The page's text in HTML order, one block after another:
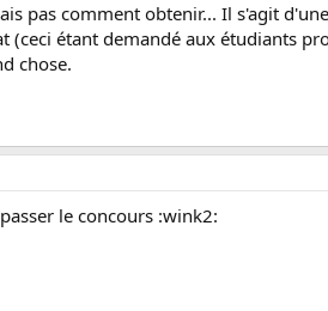
pas comment obtenir... Il s'agit
étant demandé aux étudiants
chose.
le concours :wink2: